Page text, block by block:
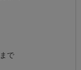
まで